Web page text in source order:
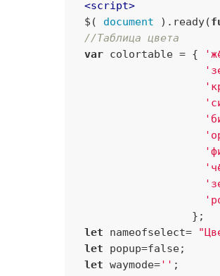
<script>
$( document ).ready(
//Таблица цвета
var colortable = {
let nameofselect=
let popup=false
let waymode=''